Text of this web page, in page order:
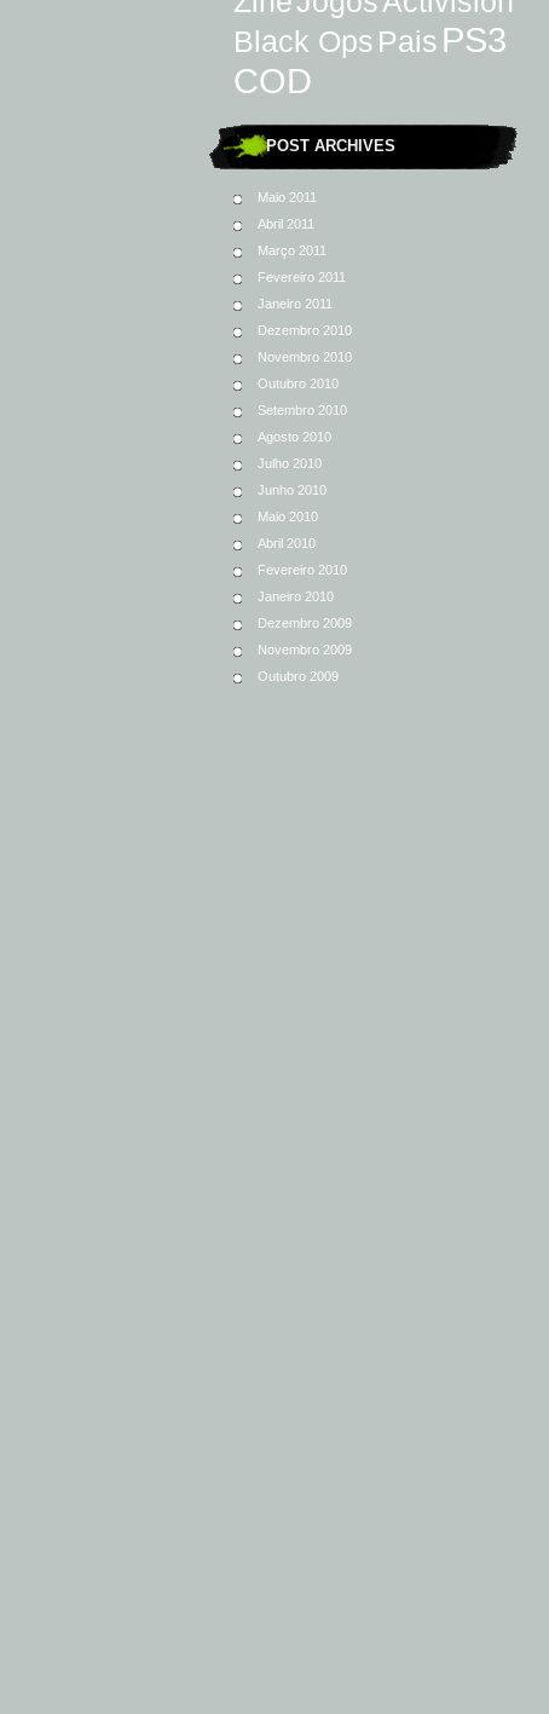
Black Ops Pais PS3
COD
POST ARCHIVES
Maio 2011
Abril 2011
Março 2011
Fevereiro 2011
Janeiro 2011
Dezembro 2010
Novembro 2010
Outubro 2010
Setembro 2010
Agosto 2010
Julho 2010
Junho 2010
Maio 2010
Abril 2010
Fevereiro 2010
Janeiro 2010
Dezembro 2009
Novembro 2009
Outubro 2009